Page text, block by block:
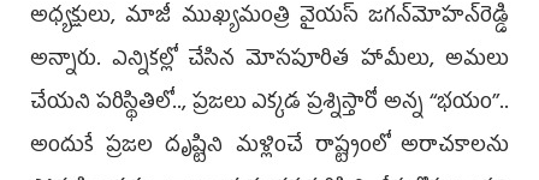
అధ్యక్షులు, మాజీ ముఖ్య‌మంత్రి వైయ‌స్ జ‌గ‌న్‌మోహ‌న్‌రెడ్డి
అన్నారు. ఎన్నికల్లో చేసిన మోసపూరిత హామీలు, అమలు
చేయని పరిస్థితిలో.., ప్రజలు ఎక్కడ ప్రశ్నిస్తారో అన్న ‘‘భయం’’..
అందుకే ప్రజల దృష్టిని మళ్లించే రాష్ట్రంలో అరాచకాలను